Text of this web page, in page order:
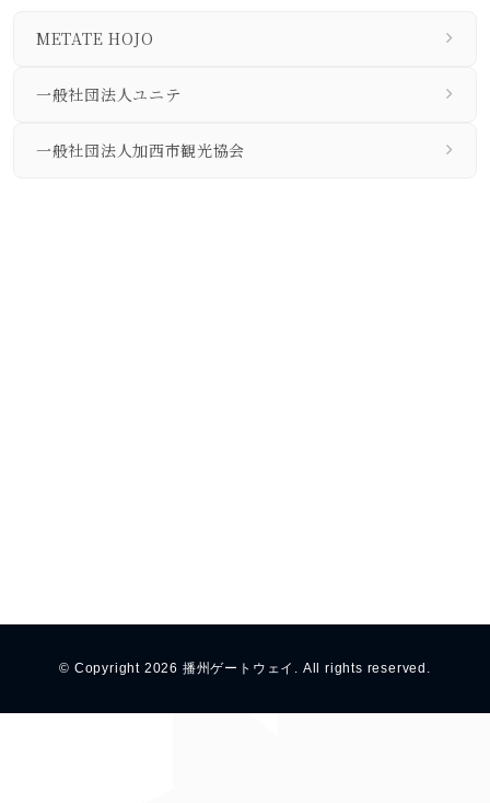
METATE HOJO
一般社団法人ユニテ
一般社団法人加西市観光協会
© Copyright 2026 播州ゲートウェイ. All rights reserved.